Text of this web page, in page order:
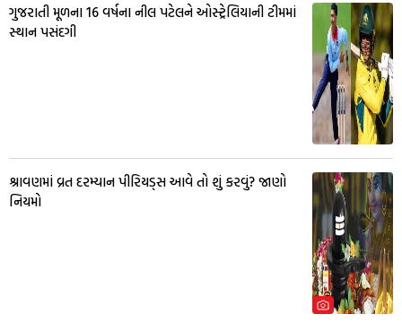
ગુજરાતી મૂળના 16 વર્ષના નીલ પટેલને ઓસ્ટ્રેલિયાની ટીમમાં
સ્થાન પસંદગી
શ્રાવણમાં વ્રત દરમ્યાન પીરિયડ્સ આવે તો શું કરવું? જાણો
નિયમો